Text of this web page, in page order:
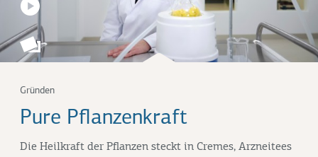
Gründen
Pure Pflanzenkraft
Die Heilkraft der Pflanzen steckt in Cremes, Arzneitees